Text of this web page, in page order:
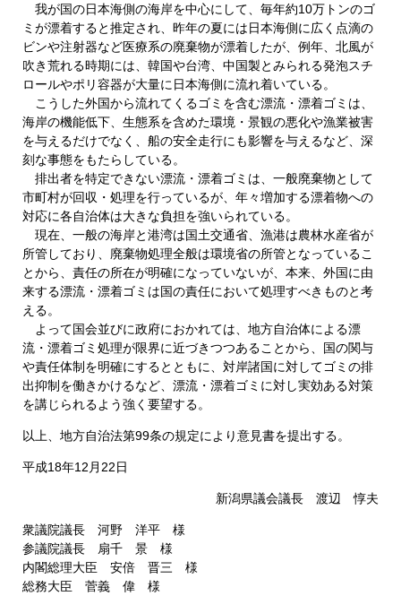
我が国の日本海側の海岸を中心にして、毎年約10万トンのゴ
ミが漂着すると推定され、昨年の夏には日本海側に広く点滴の
ビンや注射器など医療系の廃棄物が漂着したが、例年、北風が
吹き荒れる時期には、韓国や台湾、中国製とみられる発泡スチ
ロールやポリ容器が大量に日本海側に流れ着いている。
こうした外国から流れてくるゴミを含む漂流・漂着ゴミは、
海岸の機能低下、生態系を含めた環境・景観の悪化や漁業被害
を与えるだけでなく、船の安全走行にも影響を与えるなど、深
刻な事態をもたらしている。
排出者を特定できない漂流・漂着ゴミは、一般廃棄物として
市町村が回収・処理を行っているが、年々増加する漂着物への
対応に各自治体は大きな負担を強いられている。
現在、一般の海岸と港湾は国土交通省、漁港は農林水産省が
所管しており、廃棄物処理全般は環境省の所管となっているこ
とから、責任の所在が明確になっていないが、本来、外国に由
来する漂流・漂着ゴミは国の責任において処理すべきものと考
える。
よって国会並びに政府におかれては、地方自治体による漂
流・漂着ゴミ処理が限界に近づきつつあることから、国の関与
や責任体制を明確にするとともに、対岸諸国に対してゴミの排
出抑制を働きかけるなど、漂流・漂着ゴミに対し実効ある対策
を講じられるよう強く要望する。
以上、地方自治法第99条の規定により意見書を提出する。
平成18年12月22日
新潟県議会議長 渡辺 惇夫
衆議院議長 河野 洋平 様
参議院議長 扇千 景 様
内閣総理大臣 安倍 晋三 様
総務大臣 菅義 偉 様